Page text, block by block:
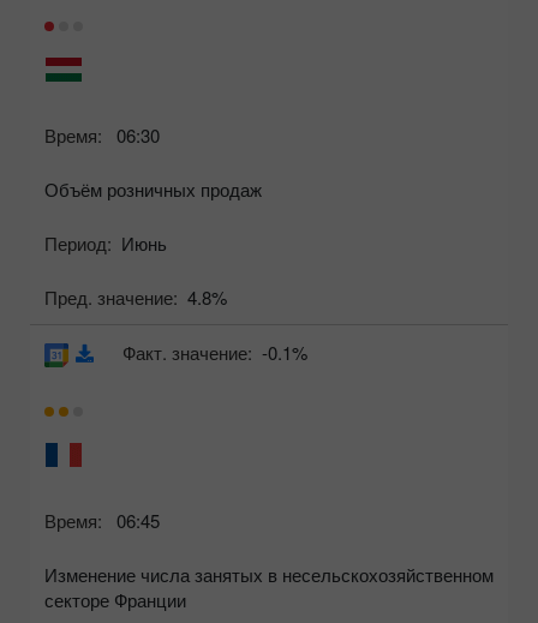
Время: 06:30
Объём розничных продаж
Период: Июнь
Пред. значение: 4.8%
Время: 06:45
Изменение числа занятых в несельскохозяйственном
секторе Франции
Факт. значение: -0.1%